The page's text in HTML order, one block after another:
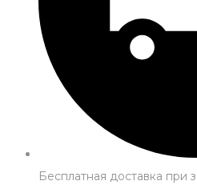
Бесплатная доставка при